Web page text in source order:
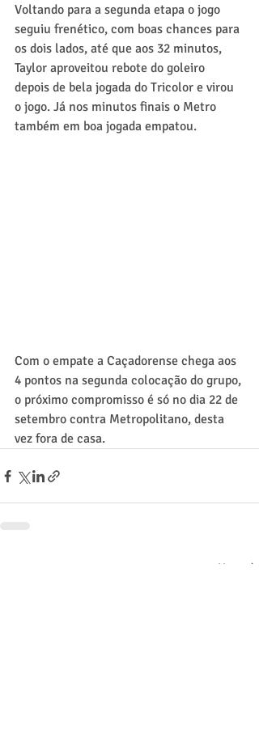
Voltando para a segunda etapa o jogo
seguiu frenético, com boas chances para
os dois lados, até que aos 32 minutos,
Taylor aproveitou rebote do goleiro
depois de bela jogada do Tricolor e virou
o jogo. Já nos minutos finais o Metro
também em boa jogada empatou.
Com o empate a Caçadorense chega aos
4 pontos na segunda colocação do grupo,
o próximo compromisso é só no dia 22 de
setembro contra Metropolitano, desta
vez fora de casa.
Ver tudo